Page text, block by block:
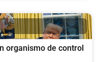
organismo de control